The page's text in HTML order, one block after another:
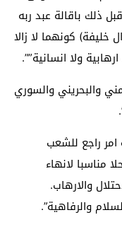
ذلك باقالة عبد ربه
كونهما لا زالا
ولا انسانية””.
والبحريني والسوري
راجع للشعب
مناسبا لانهاء
والارهاب.
والرفاهية”.